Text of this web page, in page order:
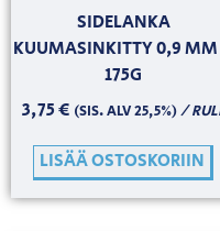
SIDELANKA
KUUMASINKITTY 0,9
175G
3,75€ (SIS. ALV 25,5%)/
LISÄÄ OSTOSKORIIN